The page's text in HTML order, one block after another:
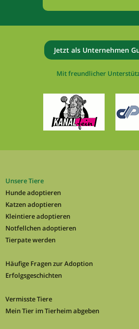
Jetzt als Unternehmen
Mit freundlicher
Unsere Tiere
Hunde adoptieren
Katzen adoptieren
Kleintiere adoptieren
Notfellchen adoptieren
Tierpate werden
Häufige Fragen zur Adoption
Erfolgsgeschichten
Vermisste Tiere
Mein Tier im Tierheim abgeben